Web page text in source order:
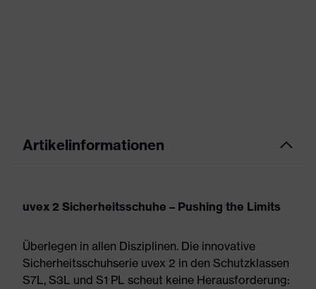
Artikelinformationen
uvex 2 Sicherheitsschuhe – Pushing the Limits
Überlegen in allen Disziplinen. Die innovative
Sicherheitsschuhserie uvex 2 in den Schutzklassen
S7L, S3L und S1 PL scheut keine Herausforderung: